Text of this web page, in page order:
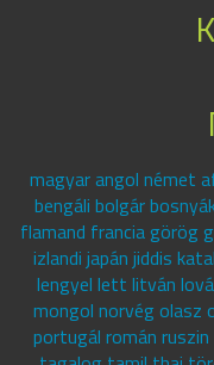
magyar angol német
bengáli bolgár
flamand francia görög
izlandi japán jiddis
lengyel lett litván
mongol norvég olasz
portugál román